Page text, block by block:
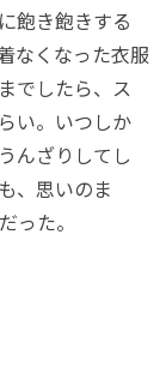
飽き飽きする
なくなった衣服
でしたら、ス
い。いつしか
んざりしてし
、思いのま
った。